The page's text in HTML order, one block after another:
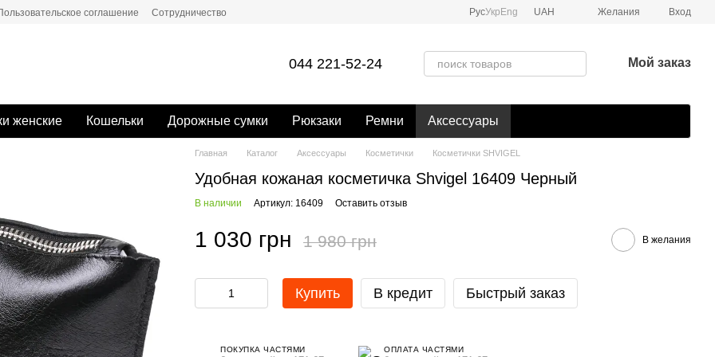
соглашение Сотрудничество РусУкр Eng UAH Желания Вход
044 221-52-24 Мой заказ
женские Кошельки Дорожные сумки Рюкзаки Ремни Аксессуары
Главная Каталог Аксессуары Косметички Косметички SHVIGEL
Удобная кожаная косметичка Shvigel 16409 Черный
В наличии Артикул: 16409 Оставить отзыв
1 030 грн 1 980 грн В желания
Купить В кредит Быстрый заказ
ПОКУПКА ЧАСТЯМИ ОПЛАТА ЧАСТЯМИ